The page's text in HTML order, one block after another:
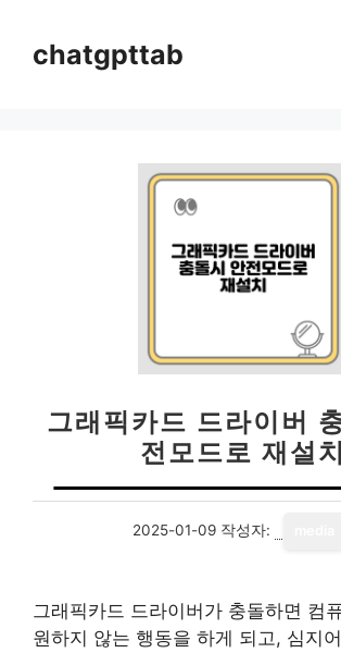
chatgpttab
그래픽카드 드라이버
전모드로 재설치
2025-01-09 작성자:
그래픽카드 드라이버가 충돌하면 컴
원하지 않는 행동을 하게 되고, 심지